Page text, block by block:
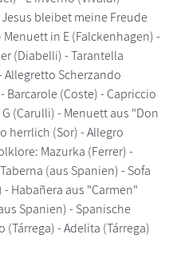
bleibet meine Freude
in E (Falckenhagen) -
(Diabelli) - Tarantella
Scherzando
(Coste) - Capriccio
(Carulli) - Menuett aus "Don
herrlich (Sor) - Allegro
Mazurka (Ferrer) -
(aus Spanien) - Sofa
- Habañera aus "Carmen"
Spanien) - Spanische
- Adelita (Tárrega)